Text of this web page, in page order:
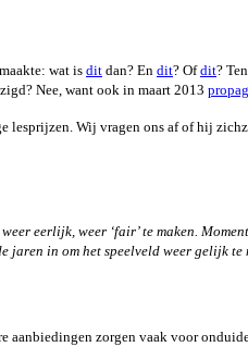
wat isdit dan? En dit? Ofdit?
Nee, want ook in maart 2013
Wij vragen ons af of hij
eerlijk, weer ‘fair’ te maken.
jaren in om het speelveld weer gelijk te
aanbiedingen zorgen vaak voor